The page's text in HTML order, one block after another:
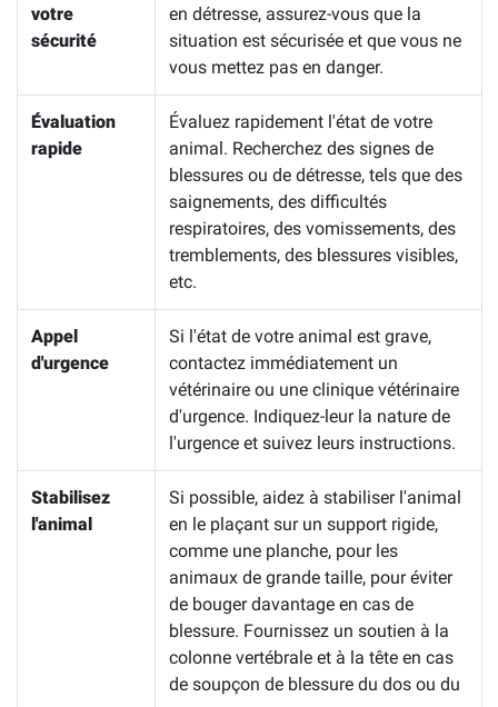
votre
sécurité
en détresse, assurez-vous que la
situation est sécurisée et que vous ne
vous mettez pas en danger.
Évaluation
rapide
Évaluez rapidement l'état de votre
animal. Recherchez des signes de
blessures ou de détresse, tels que des
saignements, des difficultés
respiratoires, des vomissements, des
tremblements, des blessures visibles,
etc.
Appel
d'urgence
Si l'état de votre animal est grave,
contactez immédiatement un
vétérinaire ou une clinique vétérinaire
d'urgence. Indiquez-leur la nature de
l'urgence et suivez leurs instructions.
Stabilisez
l'animal
Si possible, aidez à stabiliser l'animal
en le plaçant sur un support rigide,
comme une planche, pour les
animaux de grande taille, pour éviter
de bouger davantage en cas de
blessure. Fournissez un soutien à la
colonne vertébrale et à la tête en cas
de soupçon de blessure du dos ou du